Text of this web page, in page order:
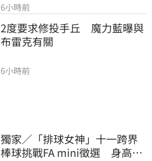
6小時前
2度要求修投手丘　魔力藍曝與
布雷克有關
6小時前
獨家／「排球女神」十一跨界
棒球挑戰FA mini徵選 身高